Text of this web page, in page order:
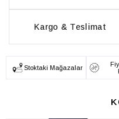
Kargo & Teslimat
Stoktaki Mağazalar